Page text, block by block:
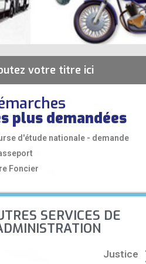
votre titre ici
plus demandées
d'étude nationale - demande
Foncier
SERVICES DE
Justice